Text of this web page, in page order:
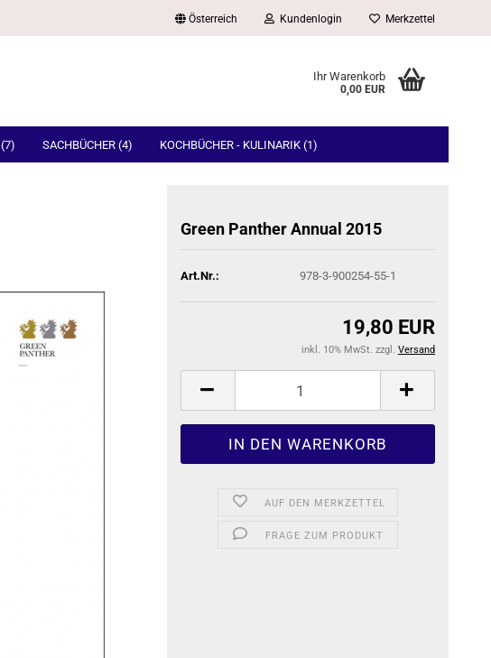
Österreich Kundenlogin Merkzettel
Ihr Warenkorb
0,00 EUR
SACHBÜCHER (4) KOCHBÜCHER - KULINARIK (1)
Green Pan­ther An­nu­al 2015
Art.Nr.: 978-3-900254-55-1
19,80 EUR
inkl. 10% MwSt. zzgl. Versand
AUF DEN MERKZETTEL
FRAGE ZUM PRODUKT